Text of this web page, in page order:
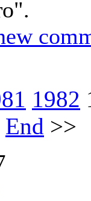
1982
End >>